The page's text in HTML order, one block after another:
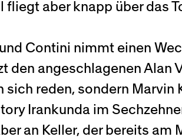
fliegt aber knapp über das
Contini nimmt einen
den angeschlagenen
sich reden, sondern
Irankunda im
an Keller, der bereits